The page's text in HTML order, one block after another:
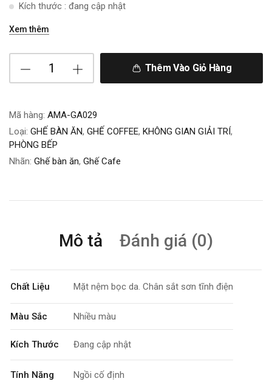
Kích thước : đang cập nhật
Xem thêm
Thêm Vào Giỏ Hàng
Mã hàng: AMA-GA029
Loại: GHẾ BÀN ĂN, GHẾ COFFEE, KHÔNG GIAN GIẢI TRÍ,
PHÒNG BẾP
Nhãn: Ghế bàn ăn, Ghế Cafe
Mô tả Đánh giá (0)
Chất Liệu Mặt nệm bọc da. Chân sắt sơn tĩnh điện
Màu Sắc Nhiều màu
Kích Thước Đang cập nhật
Tính Năng Ngồi cố định